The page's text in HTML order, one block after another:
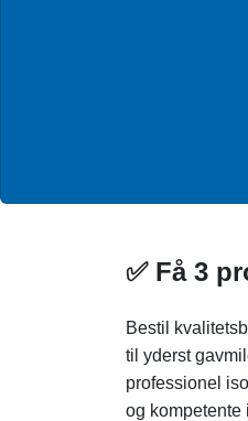
✅ Få 3
Bestil
til yderst
professionel
og kompetente